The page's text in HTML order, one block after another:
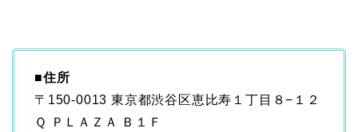
■住所
〒150-0013 東京都渋谷区恵比寿１丁目８−１２
Ｑ ＰＬＡＺＡ Ｂ１Ｆ